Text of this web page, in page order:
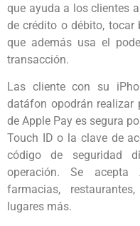
que ayuda a los clientes
de crédito o débito, tocar
que además usa el
transacción.
Las cliente con su
datáfon opodrán realizar
de Apple Pay es segura
Touch ID o la clave de
código de seguridad
operación. Se acepta
farmacias,
lugares más.